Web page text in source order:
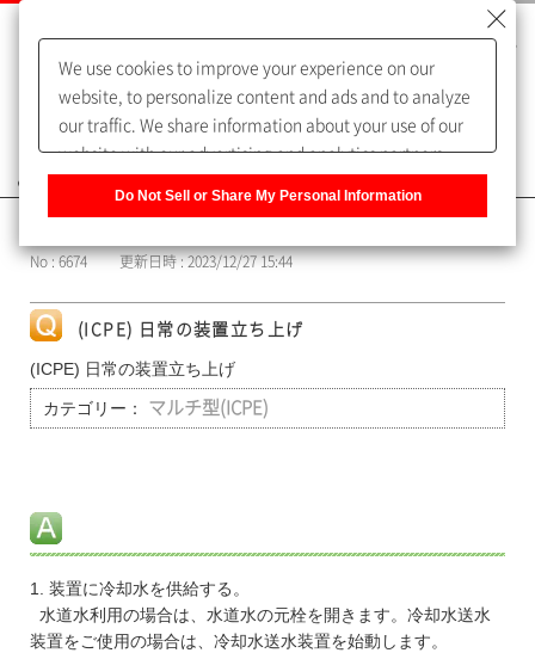
よくあるご質問（FAQ）
No : 6674 更新日時 : 2023/12/27 15:44
(ICPE) 日常の装置立ち上げ
(ICPE) 日常の装置立ち上げ
カテゴリー： マルチ型(ICPE)
1. 装置に冷却水を供給する。
水道水利用の場合は、水道水の元栓を開きます。冷却水送水
装置をご使用の場合は、冷却水送水装置を始動します。
We use cookies to improve your experience on our
website, to personalize content and ads and to analyze
our traffic. We share information about your use of our
website with our advertising and analytics partners,
of our sharing information about you with our partners.
Information] to customize your cookie settings on our
Do Not Sell or Share My Personal Information